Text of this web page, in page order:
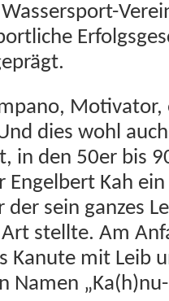
dies wohl
in den 50er bis
Engel­bert Kah
der sein ganzes
stellte. Am
Kanute mit Leib
Namen